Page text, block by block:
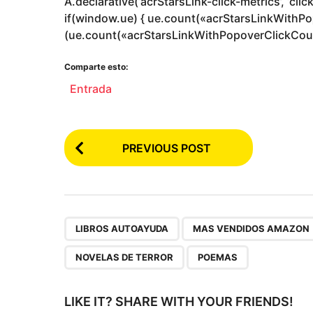
if(window.ue) {
Comparte esto:
Entrada
P
o
P
i
PREVIOUS POST
LIBROS AUTOAYUDA MAS VENDIDOS AMAZON
NOVELAS DE TERROR POEMAS
LIKE IT? SHARE WITH YOUR FRIENDS!